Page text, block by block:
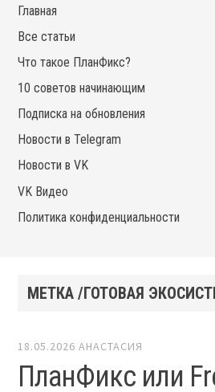
Главная
Все статьи
Что такое ПланФикс?
10 советов начинающим
Подписка на обновления
Новости в Telegram
Новости в VK
VK Видео
Политика конфиденциальности
МЕТКА /ГОТОВАЯ
18.05.2026 АНАСТАСИЯ
ПланФикс или